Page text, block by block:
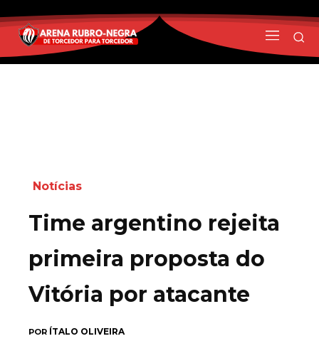
Notícias
Time argentino rejeita
primeira proposta do
Vitória por atacante
POR ÍTALO OLIVEIRA